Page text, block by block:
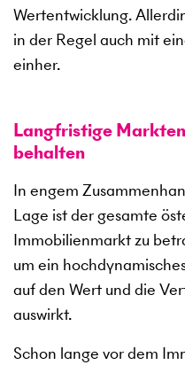
Wertentwicklung.
in der Regel auch mit
einher.
Langfristige
behalten
In engem
Lage ist der gesamte
Immobilienmarkt zu
um ein
auf den Wert und die
auswirkt.
Schon lange vor dem